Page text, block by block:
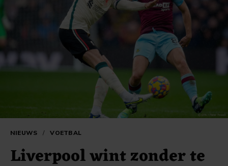
NIEUWS / VOETBAL
Liverpool wint zonder te